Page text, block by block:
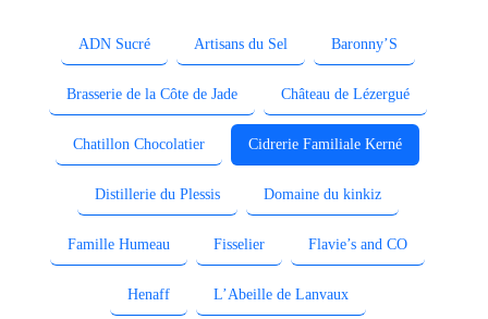
ADN Sucré Artisans du Sel Baronny’S
Brasserie de la Côte de Jade Château de Lézergué
Chatillon Chocolatier Cidrerie Familiale Kerné
Distillerie du Plessis Domaine du kinkiz
Famille Humeau Fisselier Flavie’s and CO
Henaff L’Abeille de Lanvaux